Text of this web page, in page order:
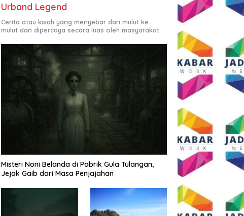
Urband Legend
Cerita atau kisah yang menyebar dari mulut ke
mulut dan dipercaya secara luas oleh masyarakat
Misteri Noni Belanda di Pabrik Gula Tulangan,
Jejak Gaib dari Masa Penjajahan